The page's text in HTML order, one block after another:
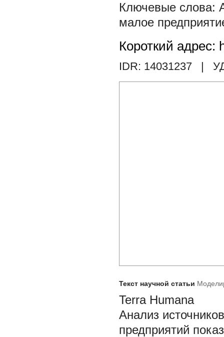
малое
Короткий адрес:
IDR: 14031237 |
Текст научной статьи
Terra Humana
Анализ
предприятий